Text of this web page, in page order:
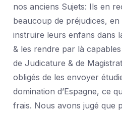
nos anciens Sujets: Ils en
beaucoup de préjudices,
instruire leurs enfans dans
& les rendre par là
de Judicature & de
obligés de les envoyer
domination d’Espagne, ce
frais. Nous avons jugé que